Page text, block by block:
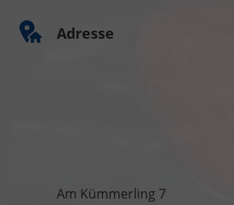
Adresse
Am Kümmerling 7